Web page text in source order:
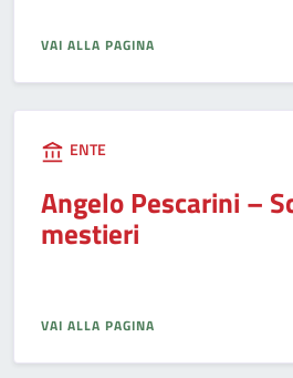
VAI ALLA PAGINA
ENTE
Angelo Pescarini –
mestieri
VAI ALLA PAGINA